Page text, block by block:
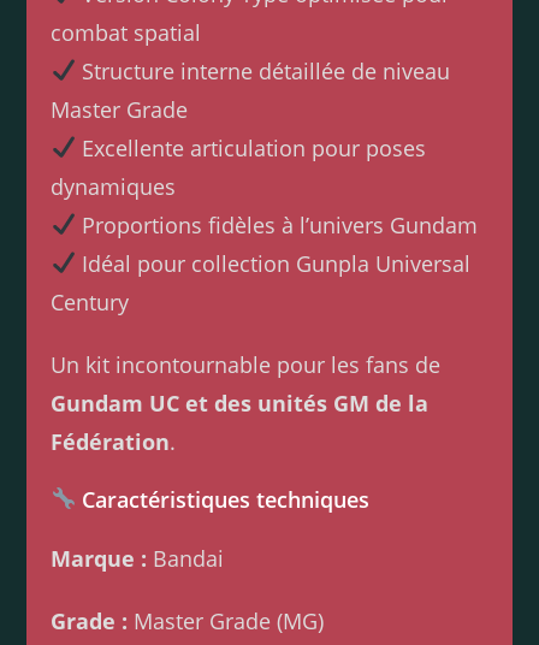
combat spatial
Structure interne détaillée de niveau
Master Grade
Excellente articulation pour poses
dynamiques
Proportions fidèles à l’univers Gundam
Idéal pour collection Gunpla Universal
Century
Un kit incontournable pour les fans de
Gundam UC et des unités GM de la
Fédération.
Caractéristiques techniques
Marque : Bandai
Grade : Master Grade (MG)